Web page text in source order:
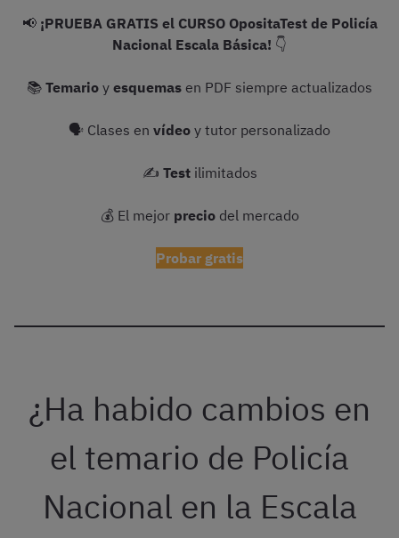
📢 ¡PRUEBA GRATIS el CURSO OpositaTest de Policía
Nacional Escala Básica! 👇
📚 Temario y esquemas en PDF siempre actualizados
🗣 Clases en vídeo y tutor personalizado
✍️ Testilimitados
💰 El mejor preciodel mercado
Probar gratis
¿Ha habido cambios en
el temario de Policía
Nacional en la Escala